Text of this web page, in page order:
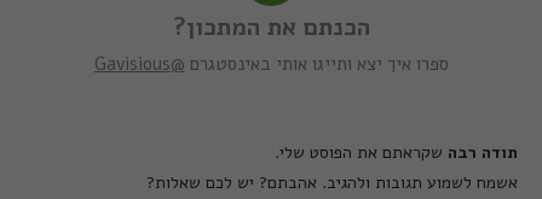
הכנתם את המתכון?
ספרו איך יצא ותייגו אותי באינסטגרם @Gavisious
תודה רבה שקראתם את הפוסט שלי.
אשמח לשמוע תגובות ולהגיב. אהבתם? יש לכם שאלות?